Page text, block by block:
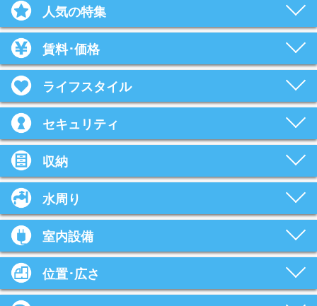
人気の特集
賃料･価格
ライフスタイル
セキュリティ
収納
水周り
室内設備
位置･広さ